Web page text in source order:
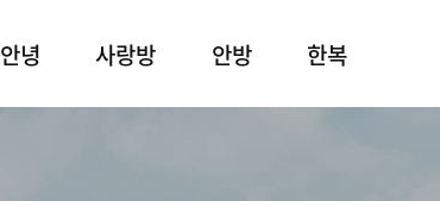
안녕 사랑방 안방 한복